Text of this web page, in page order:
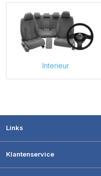
Interieur
Links
Klantenservice